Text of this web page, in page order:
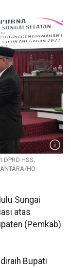
DPRD HSS,
HO-
Sungai
atas
(Pemkab)
Bupati